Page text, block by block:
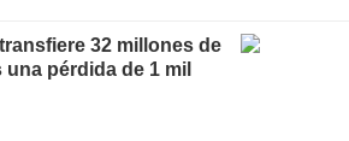
32 millones de
pérdida de 1 mil